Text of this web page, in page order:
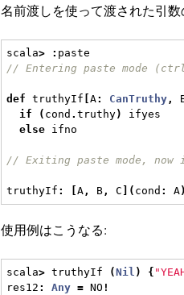
名前渡しを使って渡された引
scala> : paste
// Entering paste mode
def truthyIf [A: CanTruthy,
if
( cond .truthy)
ifyes
else ifno
// Exiting paste mode, now
truthyIf : [A, B, C ]( cond : A
使用例はこうなる:
scala> truthyIf (Nil ) {
res12 : Any = NO !